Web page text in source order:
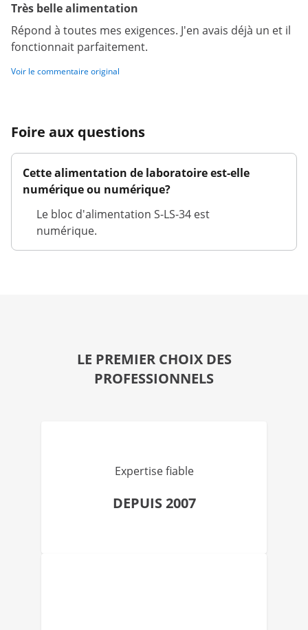
Très belle alimentation
Répond à toutes mes exigences. J'en avais déjà un et il
fonctionnait parfaitement.
Voir le commentaire original
Foire aux questions
Cette alimentation de laboratoire est-elle
numérique ou numérique?
Le bloc d'alimentation S-LS-34 est
numérique.
LE PREMIER CHOIX DES
PROFESSIONNELS
Expertise fiable
DEPUIS 2007